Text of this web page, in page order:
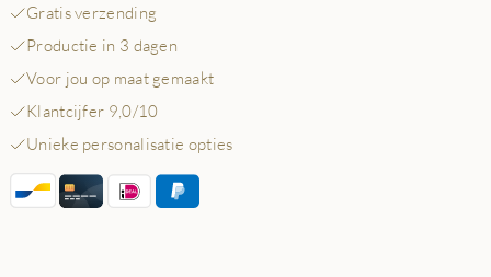
Gratis verzending
Productie in 3 dagen
Voor jou op maat gemaakt
Klantcijfer 9,0/10
Unieke personalisatie opties